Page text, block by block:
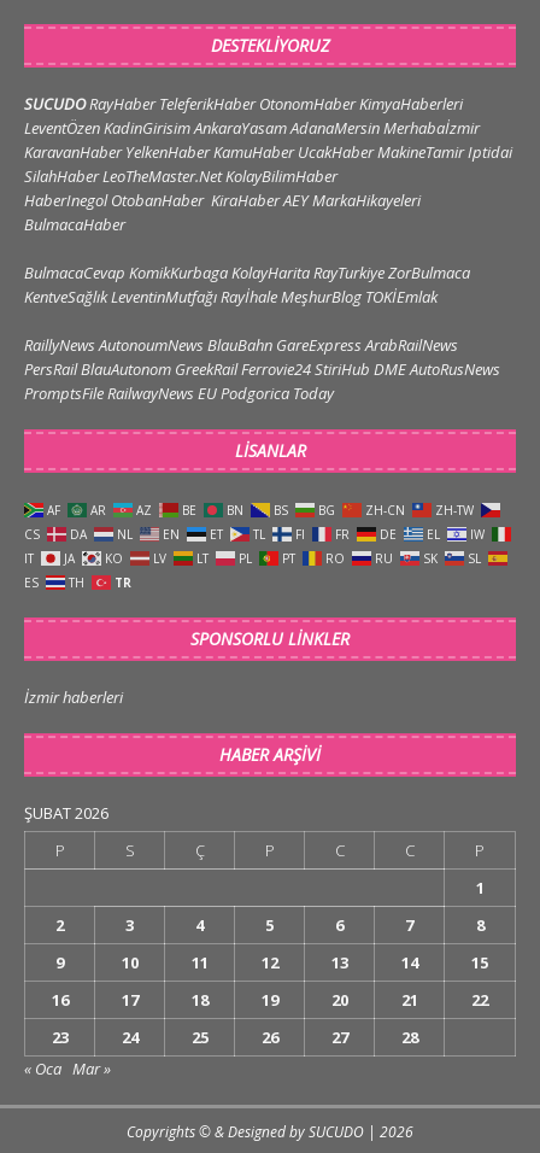
DESTEKLIYORUZ
SUCUDORayHaber TeleferikHaber OtonomHaberKimyaHaberleri
LeventÖzenKadinGirisimAnkaraYasamAdanaMersinMerhabaİzmir
KaravanHaber YelkenHaberKamuHaber UcakHaberMakineTamirIptidai
SilahHaberLeoTheMaster.NetKolayBilimHaber
HaberInegol OtobanHaber KiraHaberAEYMarkaHikayeleri
BulmacaHaber
BulmacaCevap KomikKurbagaKolayHaritaRayTurkiyeZorBulmaca
KentveSağlıkLeventinMutfağıRayİhaleMeşhurBlog TOKİEmlak
RaillyNews AutonoumNews BlauBahn GareExpress ArabRailNews
PersRailBlauAutonom GreekRailFerrovie24StiriHub DMEAutoRusNews
PromptsFileRailwayNews EUPodgorica Today
LISANLAR
AF AR AZ BE BN BS BG ZH-CN
ZH-TW
CS
DA NL EN ET TL FI FR DE EL
IW
IT
JA KO LV LT PL PT RO RU SK
SL
ES
TH TR
SPONSORLU LINKLER
İzmir haberleri
HABER ARŞIVI
ŞUBAT 2026
P
S Ç P C C
P
1
2
3 4 5 6 7
8
9
10 11 12 13 14
15
16
17 18 19 20 21
22
23
24 25 26 27
28
« Oca Mar »
Copyrights © & Designed bySUCUDO | 2026